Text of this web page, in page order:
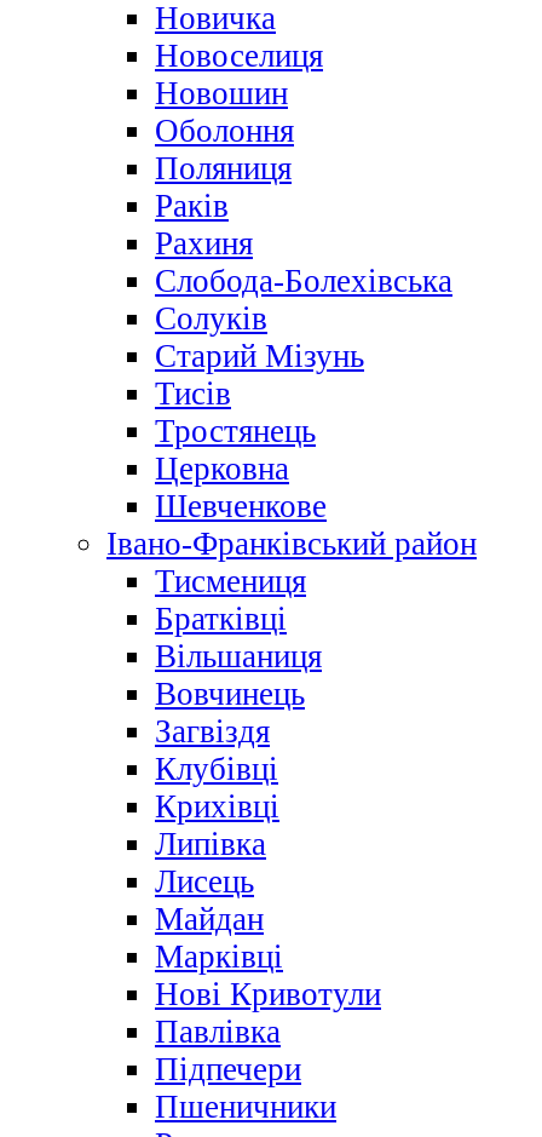
Новичка
Новоселиця
Новошин
Оболоння
Поляниця
Раків
Рахиня
Слобода-Болехівська
Солуків
Старий Мізунь
Тисів
Тростянець
Церковна
Шевченкове
Івано-Франківський район
Тисмениця
Братківці
Вільшаниця
Вовчинець
Загвіздя
Клубівці
Крихівці
Липівка
Лисець
Майдан
Марківці
Нові Кривотули
Павлівка
Підпечери
Пшеничники